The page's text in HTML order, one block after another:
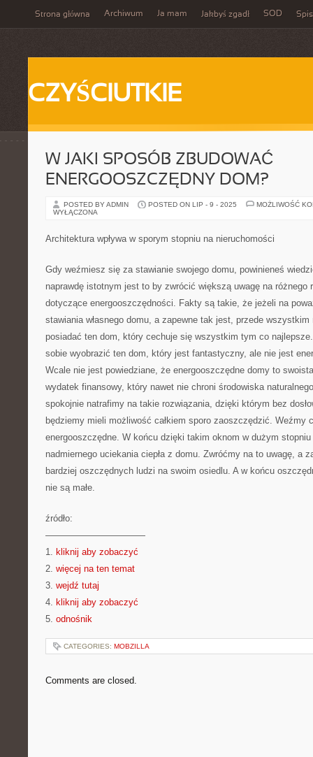
Strona główna Archiwum Ja mam Jakbyś zgadł SOD
CZYŚCIUTKIE
W JAKI SPOSÓB ZBUDOWAĆ
ENERGOOSZCZĘDNY DOM?
POSTED BY ADMIN POSTED ON LIP - 9 - 2025
MOŻLIWOŚĆ
WYŁĄCZONA
Architektura wpływa w sporym stopniu na nieruchomości
Gdy weźmiesz się za stawianie swojego domu, powinieneś
naprawdę istotnym jest to by zwrócić większą uwagę na różnego
dotyczące energooszczędności. Fakty są takie, że jeżeli na
stawiania własnego domu, a zapewne tak jest, przede
posiadać ten dom, który cechuje się wszystkim tym co
sobie wyobrazić ten dom, który jest fantastyczny, ale nie jest
Wcale nie jest powiedziane, że energooszczędne domy to
wydatek finansowy, który nawet nie chroni środowiska
spokojnie natrafimy na takie rozwiązania, dzięki którym bez
będziemy mieli możliwość całkiem sporo zaoszczędzić. Weźmy
energooszczędne. W końcu dzięki takim oknom w dużym
nadmiernego uciekania ciepła z domu. Zwróćmy na to uwagę, a
bardziej oszczędnych ludzi na swoim osiedlu. A w końcu
nie są małe.
źródło:
———————————
1. kliknij aby zobaczyć
2. więcej na ten temat
3. wejdź tutaj
4. kliknij aby zobaczyć
5. odnośnik
CATEGORIES: MOBZILLA
Comments are closed.